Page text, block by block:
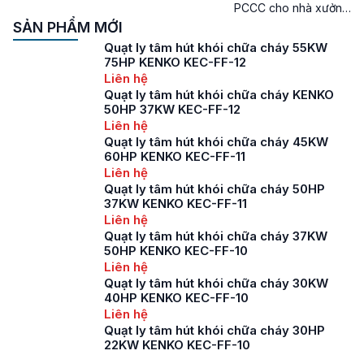
PCCC cho nhà xưởng
khói PCCC cho nhà
xưởng hiện được chia
ly tâm gắn mái và
quạt hướng trục gắn
có những đặc điểm
cấu tạo cùng thông
SẢN PHẨM MỚI
Quạt ly tâm hút khói chữa cháy 55KW
75HP KENKO KEC-FF-12
Liên hệ
Quạt ly tâm hút khói chữa cháy KENKO
50HP 37KW KEC-FF-12
Liên hệ
Quạt ly tâm hút khói chữa cháy 45KW
60HP KENKO KEC-FF-11
Liên hệ
Quạt ly tâm hút khói chữa cháy 50HP
37KW KENKO KEC-FF-11
Liên hệ
Quạt ly tâm hút khói chữa cháy 37KW
50HP KENKO KEC-FF-10
Liên hệ
Quạt ly tâm hút khói chữa cháy 30KW
40HP KENKO KEC-FF-10
Liên hệ
Quạt ly tâm hút khói chữa cháy 30HP
22KW KENKO KEC-FF-10